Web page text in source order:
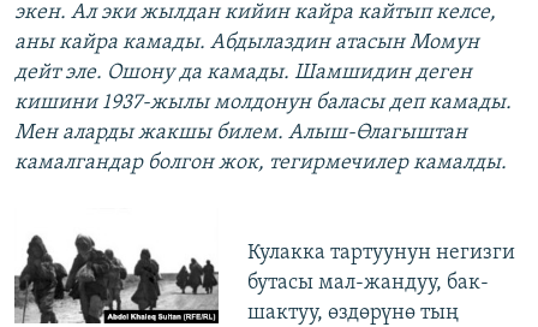
экен. Ал эки жылдан кийин кайра кайтып келсе,
аны кайра камады. Абдылаздин атасын Момун
дейт эле. Ошону да камады. Шамшидин деген
кишини 1937-жылы молдонун баласы деп камады.
Мен аларды жакшы билем. Алыш-Өлагыштан
камалгандар болгон жок, тегирмечилер камалды.
Кулакка тартуунун негизги
бутасы мал-жандуу, бак-
шактуу, өздөрүнө тың